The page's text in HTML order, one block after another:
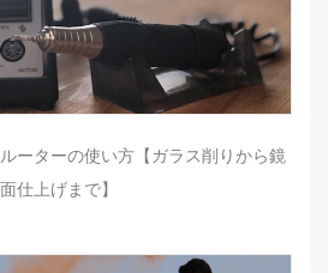
ーターの使い方【ガラス削りから鏡
面仕上げまで】